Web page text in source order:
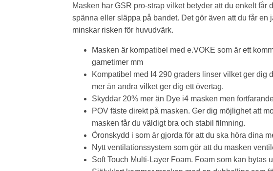
Masken har GSR pro-strap vilket betyder att du enkelt
spänna eller släppa på bandet. Det gör även att du får
minskar risken för huvudvärk.
Masken är kompatibel med e.VOKE som är ett
gametimer mm
Kompatibel med I4 290 graders linser vilket ger dig
mer än andra vilket ger dig ett övertag.
Skyddar 20% mer än Dye i4 masken men
POV fäste direkt på masken. Ger dig möjlighet att
masken får du väldigt bra och stabil filmning.
Öronskydd i som är gjorda för att du ska höra dina
Nytt ventilationssystem som gör att du masken
Soft Touch Multi-Layer Foam. Foam som kan